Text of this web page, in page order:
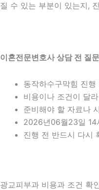
질 수 있는 부분이 있는지,
이혼전문변호사 상담 전
동작하수구막힘 진
비용이나 조건이 달
준비해야 할 자료나
2026년06월23일 14
진행 전 반드시 다시
광교피부과 비용과 조건 확